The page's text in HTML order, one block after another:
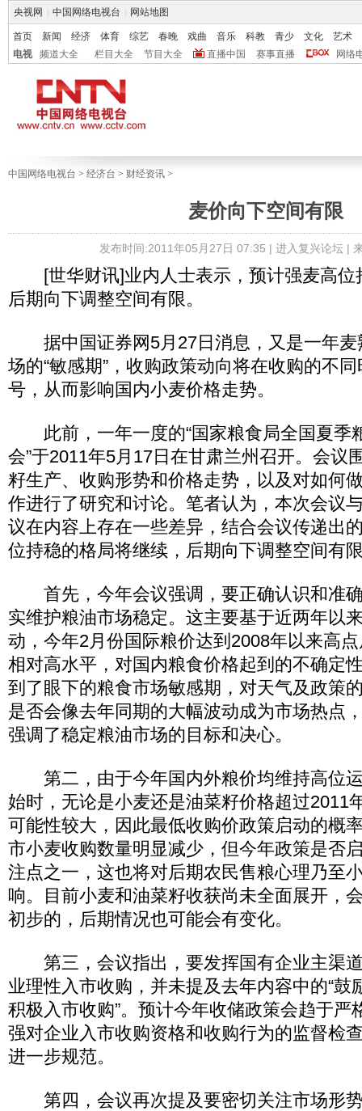
央视网 中国网络电视台 网站地图
首页 新闻 经济 体育 综艺 春晚 戏曲 音乐 科教 青少 文化
艺术
电视
频道大全 栏目大全 节目大全 直播中国 赛事直播 网络
中国网络电视台 > 经济台 > 财经资讯 >
麦价向下空间有限
发布时间:2011年05月27日 07:35 | 进入复兴论坛|
[世华财讯]业内人士表示，预计强麦高位
后期向下调整空间有限。
据中国证券网5月27日消息，又是一年麦
场的“敏感期”，收购政策动向将在收购的不
号，从而影响国内小麦价格走势。
此前，一年一度的“国家粮食局全国夏季
会”于2011年5月17日在甘肃兰州召开。会议
籽生产、收购形势和价格走势，以及对如何
作进行了研究和讨论。笔者认为，本次会议
议在内容上存在一些差异，结合会议传递出
位持稳的格局将继续，后期向下调整空间有
首先，今年会议强调，要正确认识和准
实维护粮油市场稳定。这主要基于近两年以
动，今年2月份国际粮价达到2008年以来高
相对高水平，对国内粮食价格起到的不确定
到了眼下的粮食市场敏感期，对天气及政策
是否会像去年同期的大幅波动成为市场热点
强调了稳定粮油市场的目标和决心。
第二，由于今年国内外粮价均维持高位
始时，无论是小麦还是油菜籽价格超过2011
可能性较大，因此最低收购价政策启动的概
市小麦收购数量明显减少，但今年政策是否
注点之一，这也将对后期农民售粮心理乃至
响。目前小麦和油菜籽收获尚未全面展开，
初步的，后期情况也可能会有变化。
第三，会议指出，要发挥国有企业主渠
业理性入市收购，并未提及去年内容中的“鼓
积极入市收购”。预计今年收储政策会趋于严
强对企业入市收购资格和收购行为的监督检
进一步规范。
第四，会议再次提及要密切关注市场形